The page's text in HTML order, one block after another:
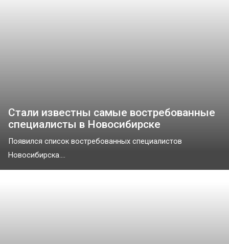
Стали известны самые востребованные
специалисты в Новосибирске
Появился список востребованных специалистов
Новосибирска....